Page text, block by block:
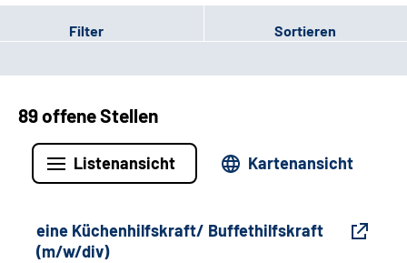
Filter Sortieren
89 offene Stellen
Listenansicht Kartenansicht
eine Küchenhilfskraft/ Buffethilfskraft
(m/w/div)